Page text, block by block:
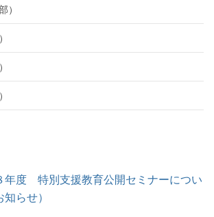
）
年度 特別支援教育公開セミナーについ
知らせ）